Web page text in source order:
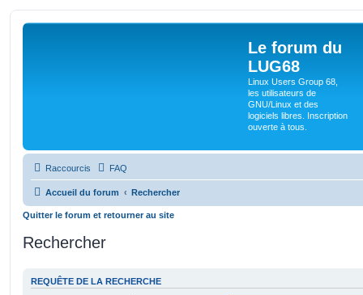
Le forum du
LUG68
Linux Users Group 68,
les utilisateurs de
GNU/Linux et des
logiciels libres. Inscription
ouverte à tous.
Raccourcis FAQ
Accueil du forum Rechercher
Quitter le forum et retourner au site
Rechercher
REQUÊTE DE LA RECHERCHE